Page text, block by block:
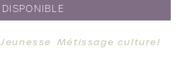
DISPONIBLE
Jeunesse Métissage culturel